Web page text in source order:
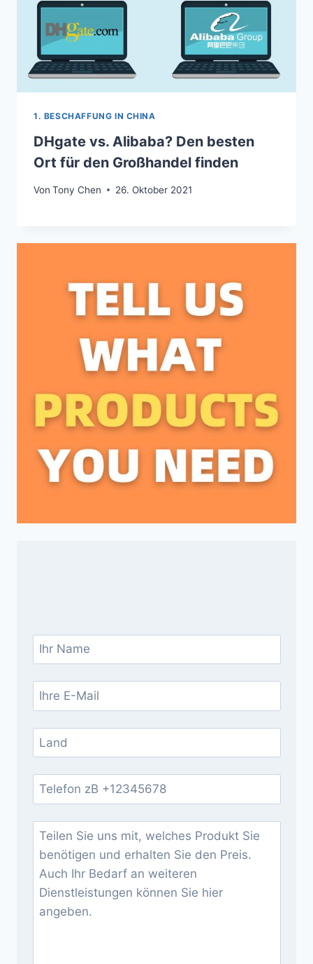
1. BESCHAFFUNG IN CHINA
DHgate vs. Alibaba? Den besten
Ort für den Großhandel finden
Von Tony Chen 26. Oktober 2021